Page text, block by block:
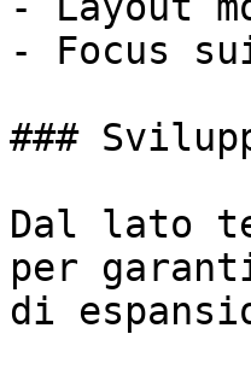
- Focus
###
Dal lato
per
di